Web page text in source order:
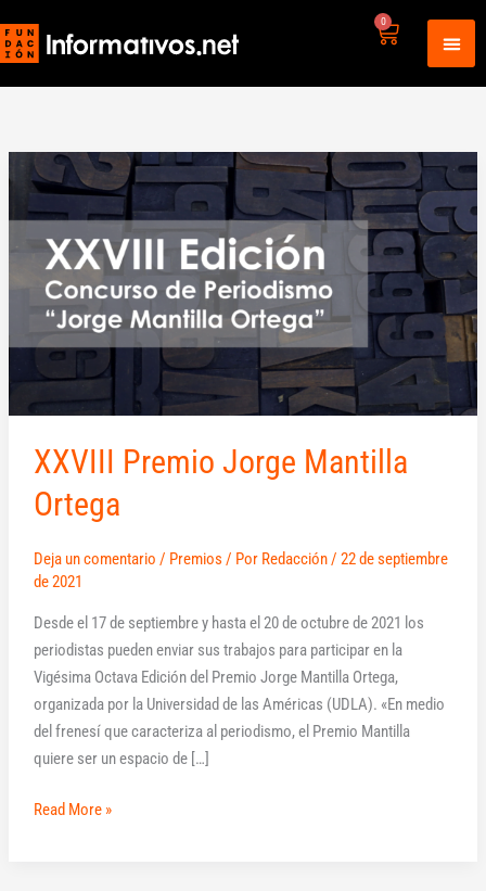
al
contenido
0
Carrito
XXVIII Premio Jorge Mantilla
Ortega
Deja un comentario / Premios / Por Redacción/ 22 de septiembre
de 2021
Desde el 17 de septiembre y hasta el 20 de octubre de 2021 los
periodistas pueden enviar sus trabajos para participar en la
Vigésima Octava Edición del Premio Jorge Mantilla Ortega,
organizada por la Universidad de las Américas (UDLA). «En medio
del frenesí que caracteriza al periodismo, el Premio Mantilla
quiere ser un espacio de […]
XXVIII
Premio
Jorge
Mantilla
Ortega
Read More »